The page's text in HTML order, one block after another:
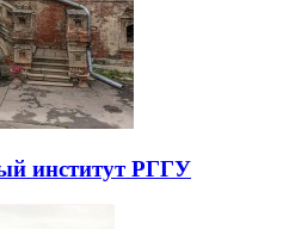
институт РГГУ